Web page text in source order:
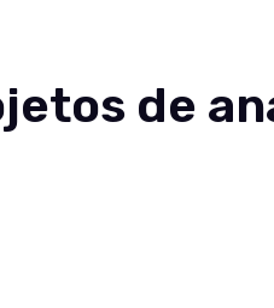
de